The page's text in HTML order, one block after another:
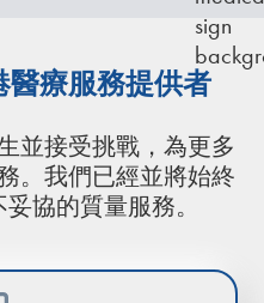
療服務提供者
並接受挑戰，為更多
。我們已經並將始終
協的質量服務。